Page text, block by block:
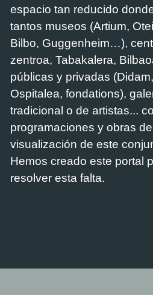
espacio tan reducido
tantos museos (Artium,
Bilbo, Guggenheim…),
zentroa, Tabakalera,
públicas y privadas
Ospitalea, fondations),
tradicional o de artistas...
programaciones y obras
visualización de este
Hemos creado este portal
resolver esta falta.